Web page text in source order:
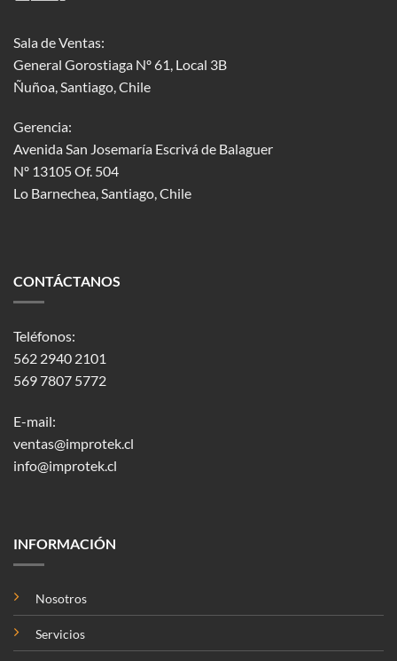
Sala de Ventas:
General Gorostiaga Nº 61, Local 3B
Ñuñoa, Santiago, Chile
Gerencia:
Avenida San Josemaría Escrivá de Balaguer
Nº 13105 Of. 504
Lo Barnechea, Santiago, Chile
CONTÁCTANOS
Teléfonos:
562 2940 2101
569 7807 5772
E-mail:
ventas@improtek.cl
info@improtek.cl
INFORMACIÓN
Nosotros
Servicios